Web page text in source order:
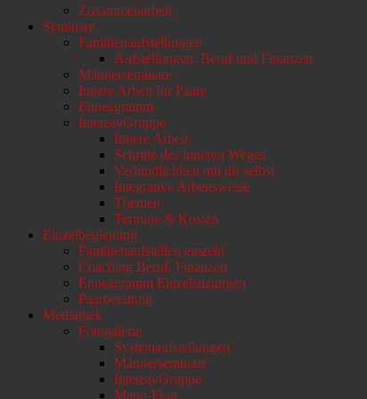
Zusammenarbeit
Seminare
Familienaufstellungen
Aufstellungen: Beruf und Finanzen
Männerseminare
Innere Arbeit für Paare
Enneagramm
IntensivGruppe
Innere Arbeit
Schritte des inneren Weges
Verbindlichkeit mit dir selbst
Integrative Arbeitsweise
Themen
Termine & Kosten
Einzelbegleitung
Familienaufstellen einzeln
Coaching Beruf, Finanzen
Enneagramm Einzelsitzungen
Paarberatung
Mediathek
Fotogalerie
Systemaufstellungen
Männerseminare
IntensivGruppe
Mann-Frau